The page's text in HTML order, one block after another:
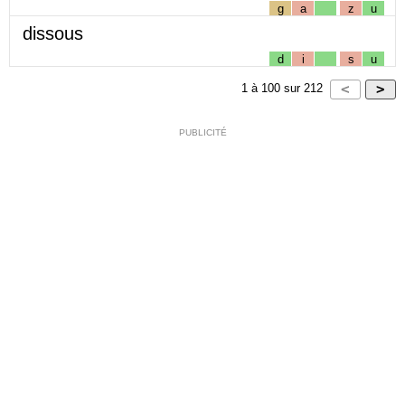
g a z u
dissous
d i s u
1 à 100 sur 212
PUBLICITÉ